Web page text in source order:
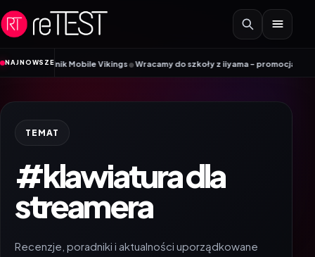
Przejdź do treści
NAJNOWSZEMobile Vikings•Wracamy do szkoły z iiyama – promocja Back to
TEMAT
#klawiatura dla
streamera
Recenzje, poradniki i aktualności uporządkowane